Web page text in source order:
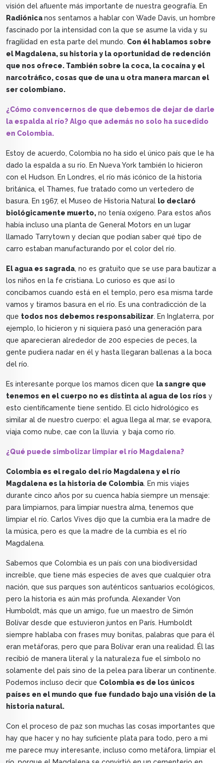
visión del afluente más importante de nuestra geografía. En
Radiónicanos sentamos a hablar con Wade Davis, un hombre
fascinado por la intensidad con la que se asume la vida y su
fragilidad en esta parte del mundo. Con él hablamos sobre
el Magdalena, su historia y la oportunidad de redención
que nos ofrece. También sobre la coca, la cocaína y el
narcotráfico, cosas que de una u otra manera marcan el
ser colombiano.
¿Cómo convencernos de que debemos de dejar de darle
la espalda al río? Algo que además no solo ha sucedido
en Colombia.
Estoy de acuerdo, Colombia no ha sido el único país que le ha
dado la espalda a su río. En Nueva York también lo hicieron
con el Hudson. En Londres, el río más icónico de la historia
británica, el Thames, fue tratado como un vertedero de
basura. En 1967, el Museo de Historia Natural lo declaró
biológicamente muerto, no tenía oxígeno. Para estos años
había incluso una planta de General Motors en un lugar
llamado Tarrytown y decían que podían saber qué tipo de
carro estaban manufacturando por el color del río.
El agua es sagrada, no es gratuito que se use para bautizar a
los niños en la fe cristiana. Lo curioso es que así lo
concibamos cuando está en el templo, pero esa misma tarde
vamos y tiramos basura en el río. Es una contradicción de la
que todos nos debemos responsabilizar. En Inglaterra, por
ejemplo, lo hicieron y ni siquiera pasó una generación para
que aparecieran alrededor de 200 especies de peces, la
gente pudiera nadar en él y hasta llegaran ballenas a la boca
del río.
Es interesante porque los mamos dicen que la sangre que
tenemos en el cuerpo no es distinta al agua de los ríos y
esto científicamente tiene sentido. El ciclo hidrológico es
similar al de nuestro cuerpo: el agua llega al mar, se evapora,
viaja como nube, cae con la lluvia y baja como río.
¿Qué puede simbolizar limpiar el río Magdalena?
Colombia es el regalo del río Magdalena y el río
Magdalena es la historia de Colombia. En mis viajes
durante cinco años por su cuenca había siempre un mensaje:
para limpiarnos, para limpiar nuestra alma, tenemos que
limpiar el río. Carlos Vives dijo que la cumbia era la madre de
la música, pero es que la madre de la cumbia es el río
Magdalena.
Sabemos que Colombia es un país con una biodiversidad
increíble, que tiene más especies de aves que cualquier otra
nación, que sus parques son auténticos santuarios ecológicos,
pero la historia es aún más profunda. Alexander Von
Humboldt, más que un amigo, fue un maestro de Simón
Bolívar desde que estuvieron juntos en París. Humboldt
siempre hablaba con frases muy bonitas, palabras que para él
eran metáforas, pero que para Bolívar eran una realidad. Él las
recibió de manera literal y la naturaleza fue el símbolo no
solamente del país sino de la pelea para liberar un continente.
Podemos incluso decir que Colombia es de los únicos
países en el mundo que fue fundado bajo una visión de la
historia natural.
Con el proceso de paz son muchas las cosas importantes que
hay que hacer y no hay suficiente plata para todo, pero a mi
me parece muy interesante, incluso como metáfora, limpiar el